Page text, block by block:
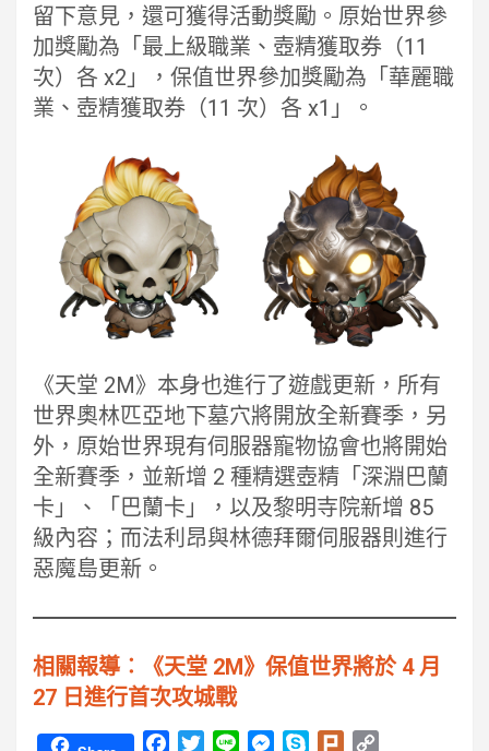
留下意見，還可獲得活動獎勵。原始世界參
加獎勵為「最上級職業、壺精獲取券（11
次）各 x2」，保值世界參加獎勵為「華麗職
業、壺精獲取券（11 次）各 x1」。
《天堂 2M》本身也進行了遊戲更新，所有
世界奧林匹亞地下墓穴將開放全新賽季，另
外，原始世界現有伺服器寵物協會也將開始
全新賽季，並新增 2 種精選壺精「深淵巴蘭
卡」、「巴蘭卡」，以及黎明寺院新增 85
級內容；而法利昂與林德拜爾伺服器則進行
惡魔島更新。
相關報導︰《天堂 2M》保值世界將於 4 月
27 日進行首次攻城戰
M